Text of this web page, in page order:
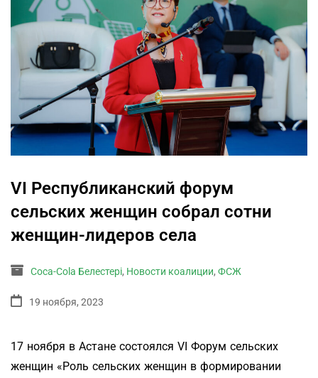
VI Республиканский форум
сельских женщин собрал сотни
женщин-лидеров села
Coca-Cola Белестері, Новости коалиции, ФСЖ
19 ноября, 2023
17 ноября в Астане состоялся VI Форум сельских
женщин «Роль сельских женщин в формировании